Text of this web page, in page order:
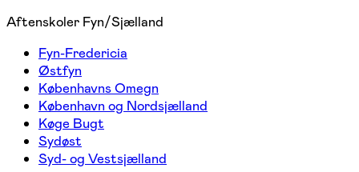
Aftenskoler Fyn/Sjælland
Fyn-Fredericia
Østfyn
Københavns Omegn
København og Nordsjælland
Køge Bugt
Sydøst
Syd- og Vestsjælland